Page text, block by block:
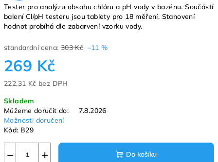
Tester pro analýzu obsahu chlóru a pH vody v bazénu. Součástí
balení Cl/pH testeru jsou tablety pro 18 měření. Stanovení
hodnot probíhá dle zabarvení vzorku vody.
standardní cena: 303 Kč –11 %
269 Kč
222,31 Kč bez DPH
cena:
Skladem
Můžeme doručit do:
7.8.2026
Možnosti doručení
Kód: B29
+
− Do košíku